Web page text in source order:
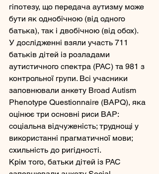
гіпотезу, що передача аутизму може
бути як однобічною (від одного
батька), так і двобічною (від обох).
У дослідженні взяли участь 711
батьків дітей із розладами
аутистичного спектра (РАС) та 981 з
контрольної групи. Всі учасники
заповнювали анкету Broad Autism
Phenotype Questionnaire (BAPQ), яка
оцінює три основні риси BAP:
соціальна відчуженість; труднощі у
використанні прагматичної мови;
схильність до ригідності.
Крім того, батьки дітей із РАС